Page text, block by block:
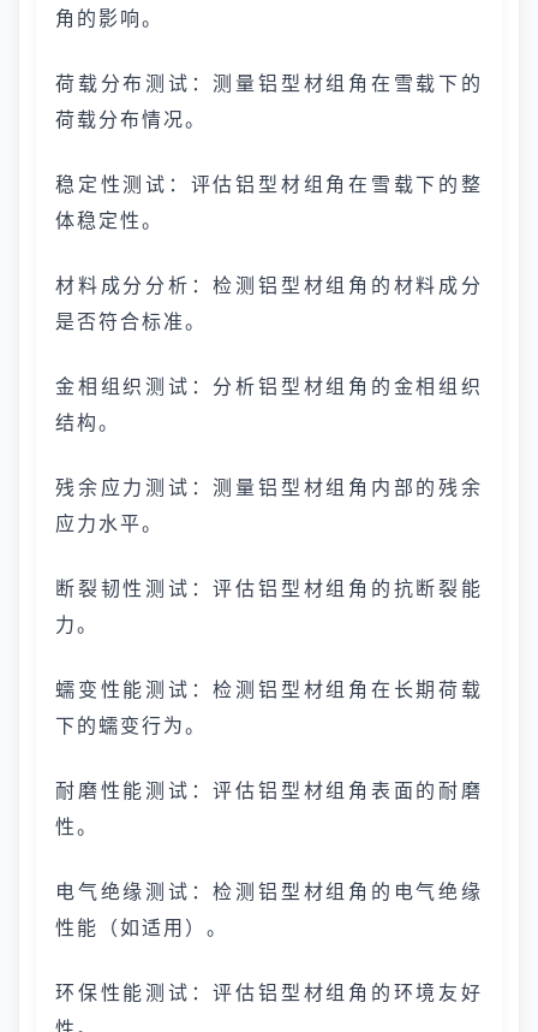
角的影响。
荷载分布测试：测量铝型材组角在雪载下的
荷载分布情况。
稳定性测试：评估铝型材组角在雪载下的整
体稳定性。
材料成分分析：检测铝型材组角的材料成分
是否符合标准。
金相组织测试：分析铝型材组角的金相组织
结构。
残余应力测试：测量铝型材组角内部的残余
应力水平。
断裂韧性测试：评估铝型材组角的抗断裂能
力。
蠕变性能测试：检测铝型材组角在长期荷载
下的蠕变行为。
耐磨性能测试：评估铝型材组角表面的耐磨
性。
电气绝缘测试：检测铝型材组角的电气绝缘
性能（如适用）。
环保性能测试：评估铝型材组角的环境友好